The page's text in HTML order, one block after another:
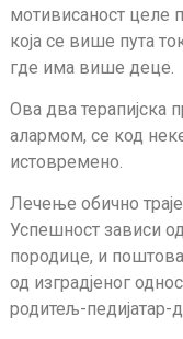
мотивисаност целе
која се више пута
где има више деце.
Ова два терапијска
алармом, се код
истовремено.
Лечење обично
Успешност зависи
породице, и
од изградјеног
родитељ-педијатар-